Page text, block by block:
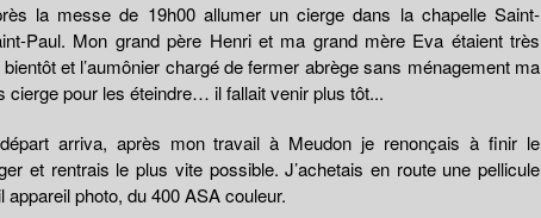
la messe de 19h00 allumer un cierge dans la chapelle Saint-
Paul. Mon grand père Henri et ma grand mère Eva étaient très
et l’aumônier chargé de fermer abrège sans ménagement ma
cierge pour les éteindre… il fallait venir plus tôt...
arriva, après mon travail à Meudon je renonçais à finir le
et rentrais le plus vite possible. J’achetais en route une pellicule
photo, du 400 ASA couleur.